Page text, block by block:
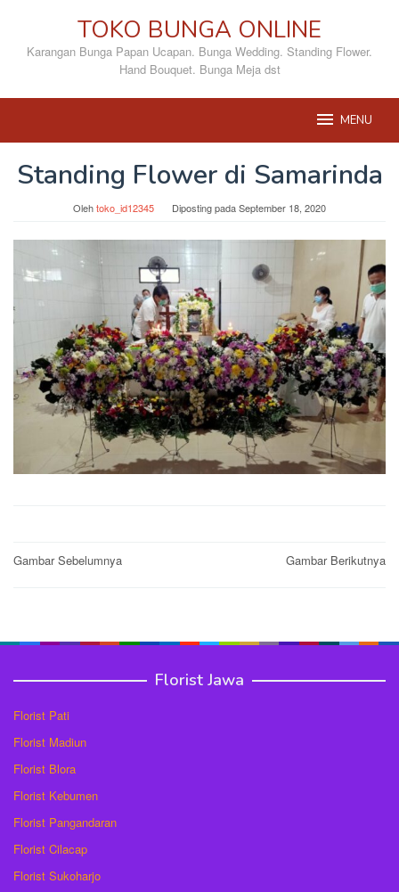
konten
TOKO BUNGA ONLINE
Karangan Bunga Papan Ucapan. Bunga Wedding. Standing Flower.
Hand Bouquet. Bunga Meja dst
MENU
Standing Flower di Samarinda
Olehtoko_id12345 Diposting padaSeptember 18, 2020
Post
Gambar Sebelumnya Gambar Berikutnya
Florist Jawa
Florist Pati
Florist Madiun
Florist Blora
Florist Kebumen
Florist Pangandaran
Florist Cilacap
Florist Sukoharjo